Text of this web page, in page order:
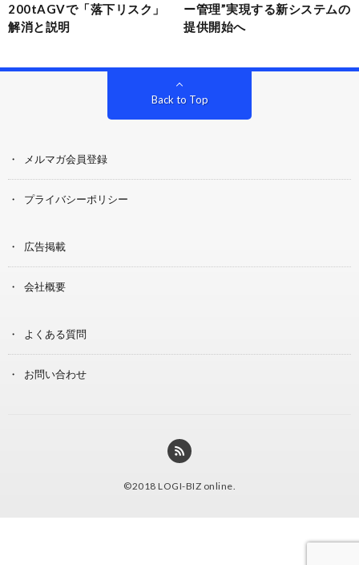
200tAGVで「落下リスク」
解消と説明
ー管理”実現する新システムの
提供開始へ
Back to Top
メルマガ会員登録
プライバシーポリシー
広告掲載
会社概要
よくある質問
お問い合わせ
©2018 LOGI-BIZ online